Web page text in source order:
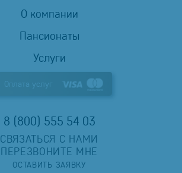
Пансионаты
Услуги
О компании
Оплата услуг
8 (800) 555 54 03
СВЯЗАТЬСЯ С НАМИ
ПЕРЕЗВОНИТЕ МНЕ
ОСТАВИТЬ ЗАЯВКУ